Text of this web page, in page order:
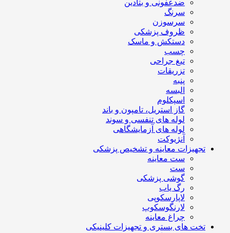
ضدعفونی و بتادین
سرنگ
سرسوزن
ظروف پزشکی
دستکش و ماسک
چسب
تیغ جراحی
تزریقات
پنبه
البسه
اسپکلوم
گاز استریل، تامپون و باند
لوله های تنفسی و سوند
لوله های آزمایشگاهی
آنژیوکت
تجهیزات معاینه و تشخیص پزشکی
ست معاینه
ست
گوشی پزشکی
رگ یاب
لاپارسکوپی
لارنگوسکوپ
چراغ معاینه
تخت های بستری و تجهیزات کلینیکی